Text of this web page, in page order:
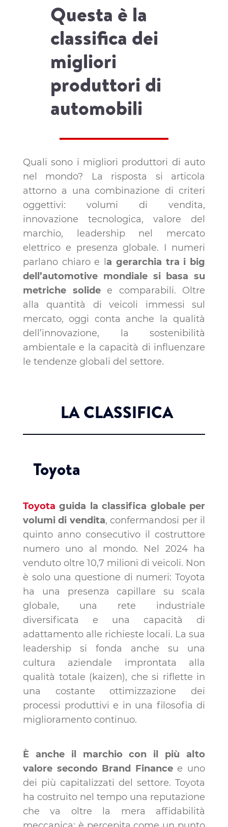
Questa è la
classifica dei
migliori
produttori di
automobili
Quali sono i migliori produttori di auto
nel mondo? La risposta si articola
attorno a una combinazione di criteri
oggettivi: volumi di vendita,
innovazione tecnologica, valore del
marchio, leadership nel mercato
elettrico e presenza globale. I numeri
parlano chiaro e la gerarchia tra i big
dell’automotive mondiale si basa su
metriche solidee comparabili. Oltre
alla quantità di veicoli immessi sul
mercato, oggi conta anche la qualità
dell’innovazione, la sostenibilità
ambientale e la capacità di influenzare
le tendenze globali del settore.
LA CLASSIFICA
Toyota
Toyota guida la classifica globale per
volumi di vendita, confermandosi per il
quinto anno consecutivo il costruttore
numero uno al mondo. Nel 2024 ha
venduto oltre 10,7 milioni di veicoli. Non
è solo una questione di numeri: Toyota
ha una presenza capillare su scala
globale, una rete industriale
diversificata e una capacità di
adattamento alle richieste locali. La sua
leadership si fonda anche su una
cultura aziendale improntata alla
qualità totale (kaizen), che si riflette in
una costante ottimizzazione dei
processi produttivi e in una filosofia di
miglioramento continuo.
È anche il marchio con il più alto
valore secondo Brand Financee uno
dei più capitalizzati del settore. Toyota
ha costruito nel tempo una reputazione
che va oltre la mera affidabilità